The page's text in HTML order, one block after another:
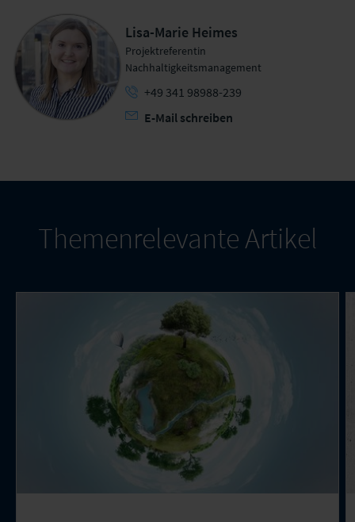
Lisa-Marie Heimes
Projektreferentin
Nachhaltigkeitsmanagement
+49 341 98988-239
E-Mail schreiben
Themenrelevante Artikel